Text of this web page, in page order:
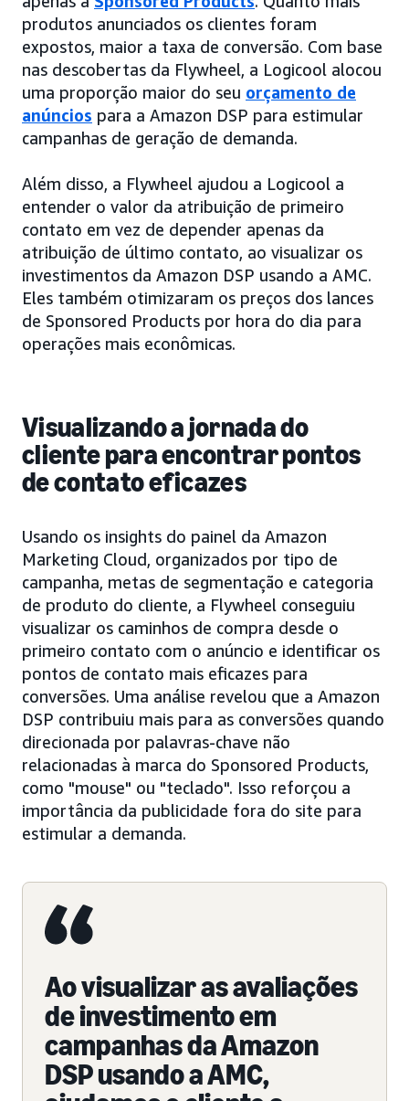
produtos anunciados os clientes foram
expostos, maior a taxa de conversão. Com base
nas descobertas da Flywheel, a Logicool alocou
uma proporção maior do seu orçamento de
anúncios para a Amazon DSP para estimular
campanhas de geração de demanda.
Além disso, a Flywheel ajudou a Logicool a
entender o valor da atribuição de primeiro
contato em vez de depender apenas da
atribuição de último contato, ao visualizar os
investimentos da Amazon DSP usando a AMC.
Eles também otimizaram os preços dos lances
de Sponsored Products por hora do dia para
operações mais econômicas.
Visualizando a jornada do
cliente para encontrar pontos
de contato eficazes
Usando os insights do painel da Amazon
Marketing Cloud, organizados por tipo de
campanha, metas de segmentação e categoria
de produto do cliente, a Flywheel conseguiu
visualizar os caminhos de compra desde o
primeiro contato com o anúncio e identificar os
pontos de contato mais eficazes para
conversões. Uma análise revelou que a Amazon
DSP contribuiu mais para as conversões quando
direcionada por palavras-chave não
relacionadas à marca do Sponsored Products,
como "mouse" ou "teclado". Isso reforçou a
importância da publicidade fora do site para
estimular a demanda.
Ao visualizar as avaliações
de investimento em
campanhas da Amazon
DSP usando a AMC,